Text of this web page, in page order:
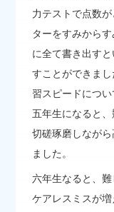
力テストで点数
ターをすみから
に全て書き出す
すことができま
習スピードについ
五年生になると
切磋琢磨しなが
ました。
六年生なると、難
ケアレスミスが